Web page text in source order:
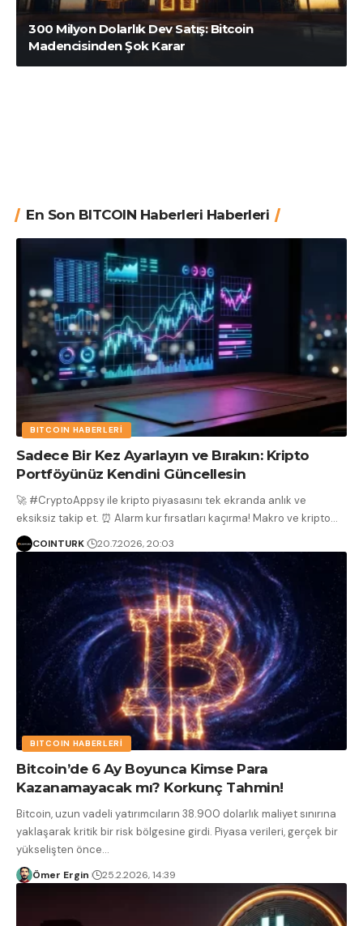
300 Milyon Dolarlık Dev Satış: Bitcoin
Madencisinden Şok Karar
En Son BITCOIN Haberleri Haberleri
BITCOIN HABERLERI
Sadece Bir Kez Ayarlayın ve Bırakın: Kripto
Portföyünüz Kendini Güncellesin
🚀 #CryptoAppsy ile kripto piyasasını tek ekranda anlık ve
eksiksiz takip et. ⏰ Alarm kur fırsatları kaçırma! Makro ve kripto…
COINTURK 20.7.2026, 20:03
BITCOIN HABERLERI
Bitcoin’de 6 Ay Boyunca Kimse Para
Kazanamayacak mı? Korkunç Tahmin!
Bitcoin, uzun vadeli yatırımcıların 38.900 dolarlık maliyet sınırına
yaklaşarak kritik bir risk bölgesine girdi. Piyasa verileri, gerçek bir
yükselişten önce…
Ömer Ergin 25.2.2026, 14:39